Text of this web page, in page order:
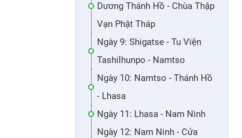
Dương Thánh Hồ - Chùa Thập
Vạn Phật Tháp
Ngày 9: Shigatse - Tu Viện
Tashilhunpo - Namtso
Ngày 10: Namtso - Thánh Hồ
- Lhasa
Ngày 11: Lhasa - Nam Ninh
Ngày 12: Nam Ninh - Cửa